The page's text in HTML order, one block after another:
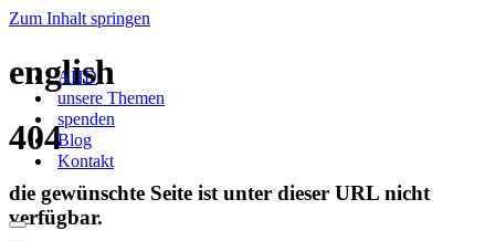
Zum Inhalt springen
AHD
unsere Themen
spenden
Blog
Kontakt
Navigationsmenü
english
404
die gewünschte Seite ist unter dieser URL nicht
verfügbar.